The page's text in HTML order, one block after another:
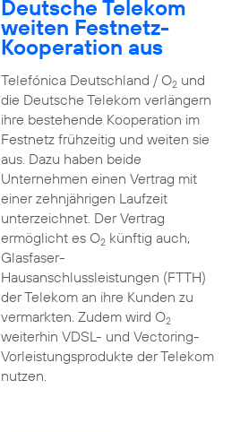
Deutsche Telekom
weiten Festnetz-
Kooperation aus
Telefónica Deutschland / O2und
die Deutsche Telekom verlängern
ihre bestehende Kooperation im
Festnetz frühzeitig und weiten sie
aus. Dazu haben beide
Unternehmen einen Vertrag mit
einer zehnjährigen Laufzeit
unterzeichnet. Der Vertrag
ermöglicht es O2künftig auch,
Glasfaser-
Hausanschlussleistungen (FTTH)
der Telekom an ihre Kunden zu
vermarkten. Zudem wird O2
weiterhin VDSL- und Vectoring-
Vorleistungsprodukte der Telekom
nutzen.